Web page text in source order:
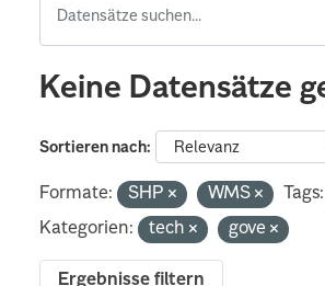
Keine Datensätze
Sortieren nach
Formate: SHP WMS Tags:
Kategorien:
tech gove
Ergebnisse filtern